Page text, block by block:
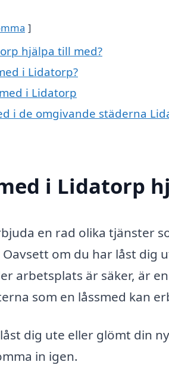
hjälpa till med?
i Lidatorp?
i Lidatorp
i de omgivande städerna
i Lidatorp
en rad olika tjänster
om du har låst dig
arbetsplats är säker, är
som en låssmed kan
dig ute eller glömt din
in igen.